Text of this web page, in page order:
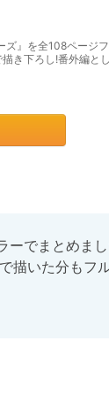
』を全108ページ
き下ろし!番外編と
ーでまとめま
描いた分もフ